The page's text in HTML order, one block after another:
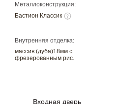
Металлоконструкция:
Бастион Классик
Внутренняя отделка:
массив (дуба)18мм с
фрезерованным рис.
Входная дверь